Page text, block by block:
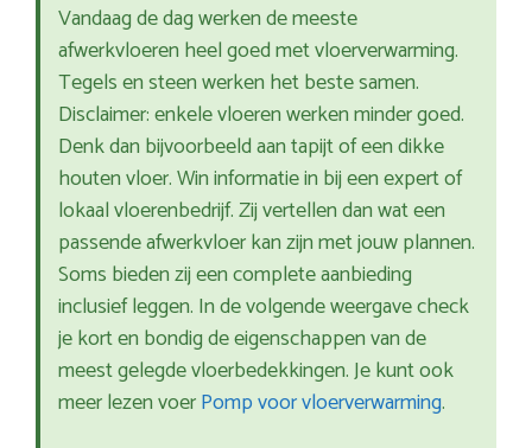
Vandaag de dag werken de meeste
afwerkvloeren heel goed met vloerverwarming.
Tegels en steen werken het beste samen.
Disclaimer: enkele vloeren werken minder goed.
Denk dan bijvoorbeeld aan tapijt of een dikke
houten vloer. Win informatie in bij een expert of
lokaal vloerenbedrijf. Zij vertellen dan wat een
passende afwerkvloer kan zijn met jouw plannen.
Soms bieden zij een complete aanbieding
inclusief leggen. In de volgende weergave check
je kort en bondig de eigenschappen van de
meest gelegde vloerbedekkingen. Je kunt ook
meer lezen voerPomp voor vloerverwarming.